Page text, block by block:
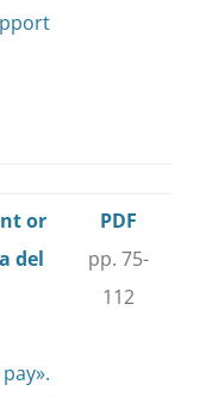
or
del
PDF
pp. 75-
112